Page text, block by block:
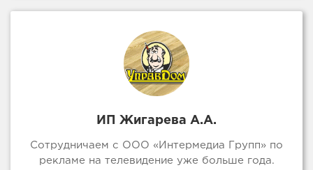
ИП Жигарева А.А.
Сотрудничаем с ООО «Интермедиа Групп» по
рекламе на телевидение уже больше года.